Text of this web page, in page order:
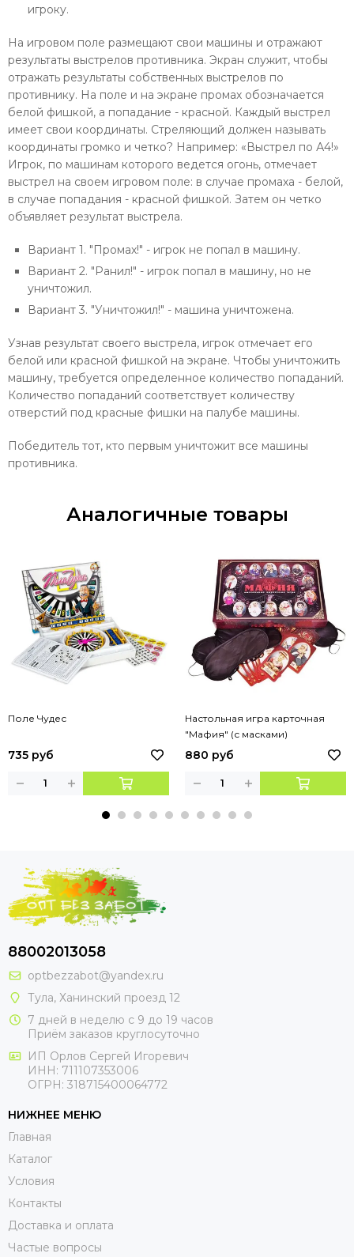
игроку.
На игровом поле размещают свои машины и отражают
результаты выстрелов противника. Экран служит, чтобы
отражать результаты собственных выстрелов по
противнику. На поле и на экране промах обозначается
белой фишкой, а попадание - красной. Каждый выстрел
имеет свои координаты. Стреляющий должен называть
координаты громко и четко? Например: «Выстрел по А4!»
Игрок, по машинам которого ведется огонь, отмечает
выстрел на своем игровом поле: в случае промаха - белой,
в случае попадания - красной фишкой. Затем он четко
объявляет результат выстрела.
Вариант 1. "Промах!" - игрок не попал в машину.
Вариант 2. "Ранил!" - игрок попал в машину, но не
уничтожил.
Вариант 3. "Уничтожил!" - машина уничтожена.
Узнав результат своего выстрела, игрок отмечает его
белой или красной фишкой на экране. Чтобы уничтожить
машину, требуется определенное количество попаданий.
Количество попаданий соответствует количеству
отверстий под красные фишки на палубе машины.
Победитель тот, кто первым уничтожит все машины
противника.
Аналогичные товары
Поле Чудес
735 руб
Настольная игра карточная
"Мафия" (с масками)
880 руб
88002013058
optbezzabot@yandex.ru
Тула, Ханинский проезд 12
7 дней в неделю с 9 до 19 часов
Приём заказов круглосуточно
ИП Орлов Сергей Игоревич
ИНН: 711107353006
ОГРН: 318715400064772
НИЖНЕЕ МЕНЮ
Главная
Каталог
Условия
Контакты
Доставка и оплата
Частые вопросы